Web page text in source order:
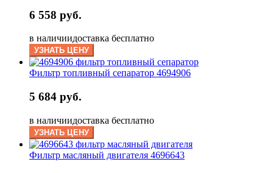
6 558 руб.
в наличиидоставка бесплатно
УЗНАТЬ ЦЕНУ
Фильтр топливный сепаратор 4694906
5 684 руб.
в наличиидоставка бесплатно
УЗНАТЬ ЦЕНУ
Фильтр масляный двигателя 4696643